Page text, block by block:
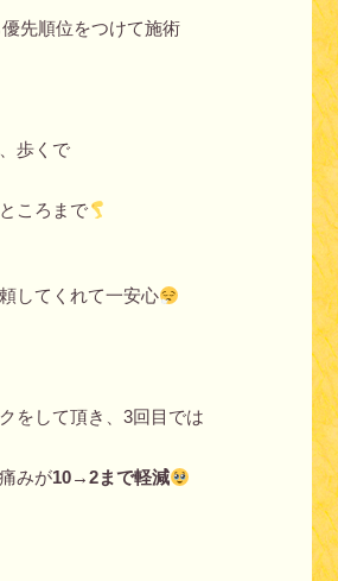
先順位をつけて施術
歩くで
ころまで
してくれて一安心
をして頂き、3回目では
みが10→2まで軽減